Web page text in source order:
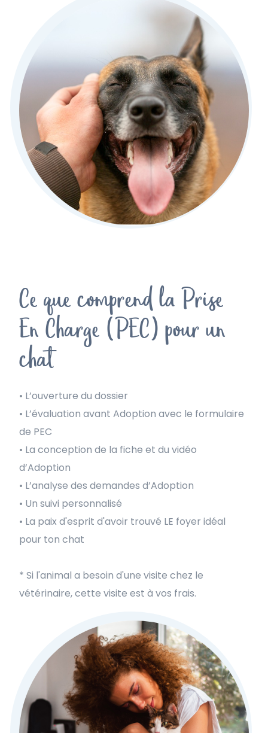
Ce que comprend la Prise
En Charge (PEC) pour un
chat
• L’ouverture du dossier
• L’évaluation avant Adoption avec le formulaire
de PEC
• La conception de la fiche et du vidéo
d’Adoption
• L’analyse des demandes d’Adoption
• Un suivi personnalisé
• La paix d'esprit d'avoir trouvé LE foyer idéal
pour ton chat
* Si l'animal a besoin d'une visite chez le
vétérinaire, cette visite est à vos frais.